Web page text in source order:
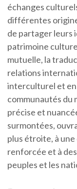
échanges
différentes
de partager leurs
patrimoine
mutuelle, la
relations
interculturel et
communautés du
précise et
surmontées,
plus étroite, à
renforcée et à
peuples et les